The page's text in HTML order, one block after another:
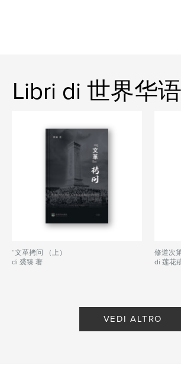
Libri di 世界华
“文革拷问 （上）
di 裘臻 著
修道次
di 莲花
VEDI ALTRO